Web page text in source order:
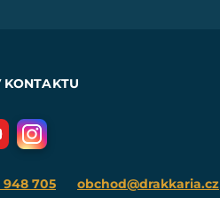
KONTAKTU
948 705 obchod@drakkaria.cz